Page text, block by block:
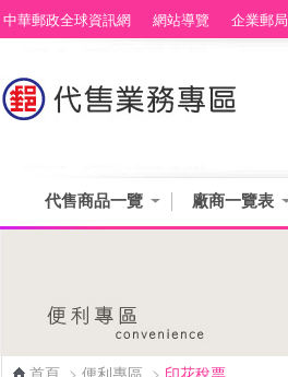
中華郵政全球資訊網 網站導覽 企業郵局
代售商品一覽 廠商一覽表
首頁 > 便利專區 > 印花稅票